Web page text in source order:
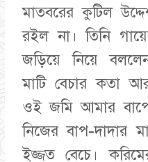
মাতবরের কুটিল
রইল না। তিনি
জড়িয়ে নিয়ে
মাটি বেচার কতা
ওই জমি আমার
নিজের বাপ-দাদার
ইজ্জত বেচে।